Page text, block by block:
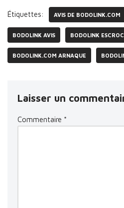
Étiquettes: AVIS DE BODOLINK.COM
BODOLINK AVIS BODOLINK
BODOLINK.COM ARNAQUE
Laisser un
Commentaire *